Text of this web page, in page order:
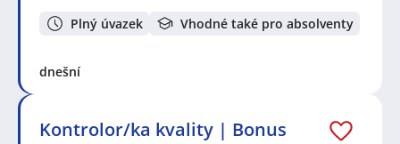
Plný úvazek Vhodné také pro absolventy
dnešní
Kontrolor/ka kvality | Bonus